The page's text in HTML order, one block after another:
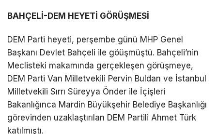
BAHÇELİ-DEM HEYETİ GÖRÜŞMESİ
DEM Parti heyeti, perşembe günü MHP Genel
Başkanı Devlet Bahçeli ile göüşmüştü. Bahçeli’nin
Meclisteki makamında gerçekleşen görüşmeye,
DEM Parti Van Milletvekili Pervin Buldan ve İstanbul
Milletvekili Sırrı Süreyya Önder ile İçişleri
Bakanlığınca Mardin Büyükşehir Belediye Başkanlığı
görevinden uzaklaştırılan DEM Partili Ahmet Türk
katılmıştı.